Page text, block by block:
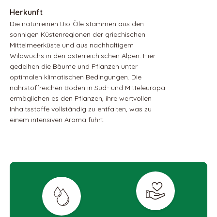
Die naturreinen Bio-Öle stammen aus den
sonnigen Küstenregionen der griechischen
Mittelmeerküste und aus nachhaltigem
Wildwuchs in den österreichischen Alpen. Hier
gedeihen die Bäume und Pflanzen unter
optimalen klimatischen Bedingungen. Die
nährstoffreichen Böden in Süd- und Mitteleuropa
ermöglichen es den Pflanzen, ihre wertvollen
Inhaltsstoffe vollständig zu entfalten, was zu
einem intensiven Aroma führt.